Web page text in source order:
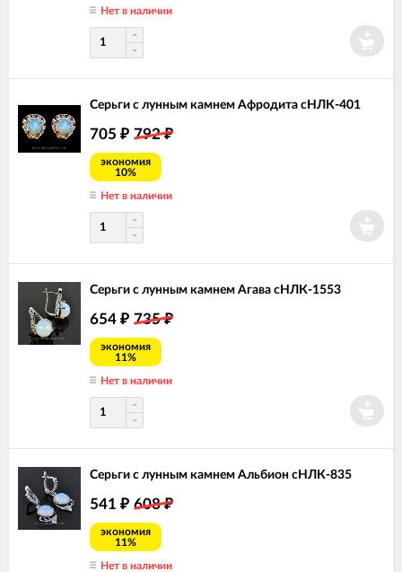
Нет в наличии
Серьги с лунным камнем Афродита сНЛК-401
705 ₽ 792₽
экономия
10%
Нет в наличии
Серьги с лунным камнем Агава сНЛК-1553
654 ₽ 735₽
экономия
11%
Нет в наличии
Серьги с лунным камнем Альбион сНЛК-835
541 ₽ 608₽
экономия
11%
Нет в наличии